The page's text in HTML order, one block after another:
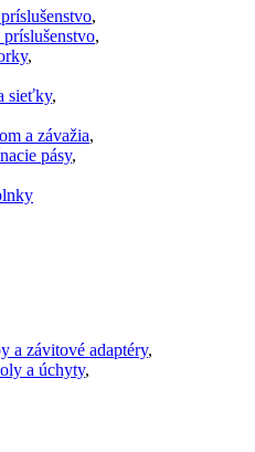
,
,
,
sieťky,
a závažia,
pásy,
a závitové adaptéry,
a úchyty,